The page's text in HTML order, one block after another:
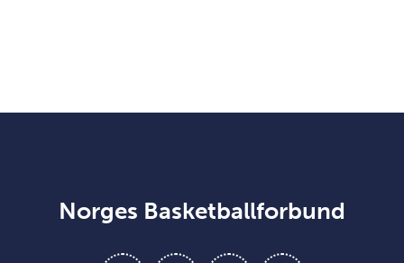
Norges Basketballforbund